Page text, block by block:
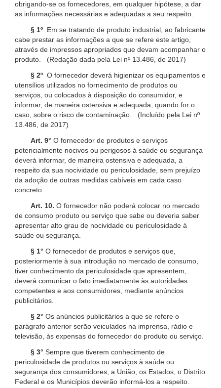
obrigando-se os fornecedores, em qualquer hipótese, a dar
as informações necessárias e adequadas a seu respeito.
§ 1º Em se tratando de produto industrial, ao fabricante
cabe prestar as informações a que se refere este artigo,
através de impressos apropriados que devam acompanhar o
produto. (Redação dada pela Lei nº 13.486, de 2017)
§ 2º O fornecedor deverá higienizar os equipamentos e
utensílios utilizados no fornecimento de produtos ou
serviços, ou colocados à disposição do consumidor, e
informar, de maneira ostensiva e adequada, quando for o
caso, sobre o risco de contaminação. (Incluído pela Lei nº
13.486, de 2017)
Art. 9° O fornecedor de produtos e serviços
potencialmente nocivos ou perigosos à saúde ou segurança
deverá informar, de maneira ostensiva e adequada, a
respeito da sua nocividade ou periculosidade, sem prejuízo
da adoção de outras medidas cabíveis em cada caso
concreto.
Art. 10. O fornecedor não poderá colocar no mercado
de consumo produto ou serviço que sabe ou deveria saber
apresentar alto grau de nocividade ou periculosidade à
saúde ou segurança.
§ 1° O fornecedor de produtos e serviços que,
posteriormente à sua introdução no mercado de consumo,
tiver conhecimento da periculosidade que apresentem,
deverá comunicar o fato imediatamente às autoridades
competentes e aos consumidores, mediante anúncios
publicitários.
§ 2° Os anúncios publicitários a que se refere o
parágrafo anterior serão veiculados na imprensa, rádio e
televisão, às expensas do fornecedor do produto ou serviço.
§ 3° Sempre que tiverem conhecimento de
periculosidade de produtos ou serviços à saúde ou
segurança dos consumidores, a União, os Estados, o Distrito
Federal e os Municípios deverão informá-los a respeito.